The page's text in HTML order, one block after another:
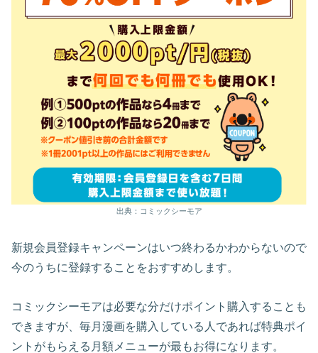
出典：コミックシーモア
新規会員登録キャンペーンはいつ終わるかわからないので
今のうちに登録することをおすすめします。
コミックシーモアは必要な分だけポイント購入することも
できますが、毎月漫画を購入している人であれば特典ポイ
ントがもらえる月額メニューが最もお得になります。